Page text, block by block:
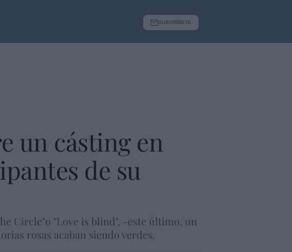
SUSCRÍBETE
un cásting en
de su
Circle"o "Love is blind", -este último, un
rosas acaban siendo verdes.